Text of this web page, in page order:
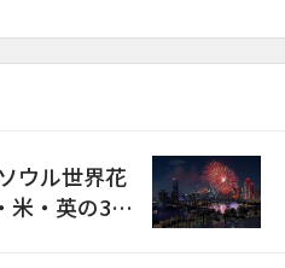
ウル世界花
・英の3カ